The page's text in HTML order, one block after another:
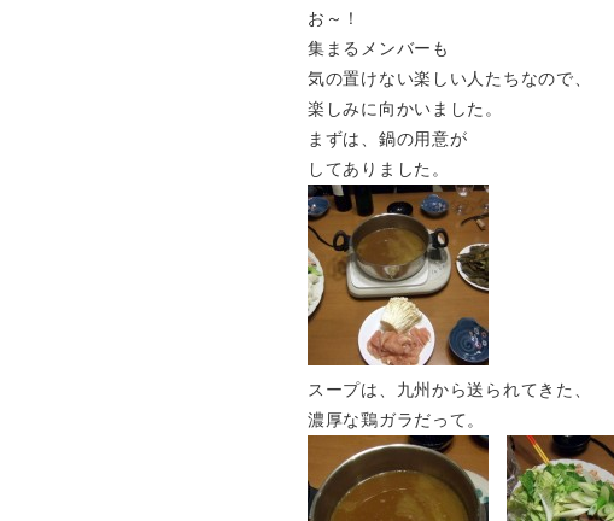
お～！
集まるメンバーも
気の置けない楽しい人たちなので、
楽しみに向かいました。
まずは、鍋の用意が
してありました。
スープは、九州から送られてきた、
濃厚な鶏ガラだって。